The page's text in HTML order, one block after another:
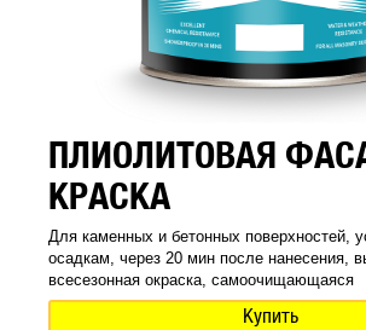
ПЛИОЛИТОВАЯ
КРАСКА
Для каменных и бетонных поверхностей,
осадкам, через 20 мин после нанесения,
всесезонная окраска, самоочищающаяся
Купить